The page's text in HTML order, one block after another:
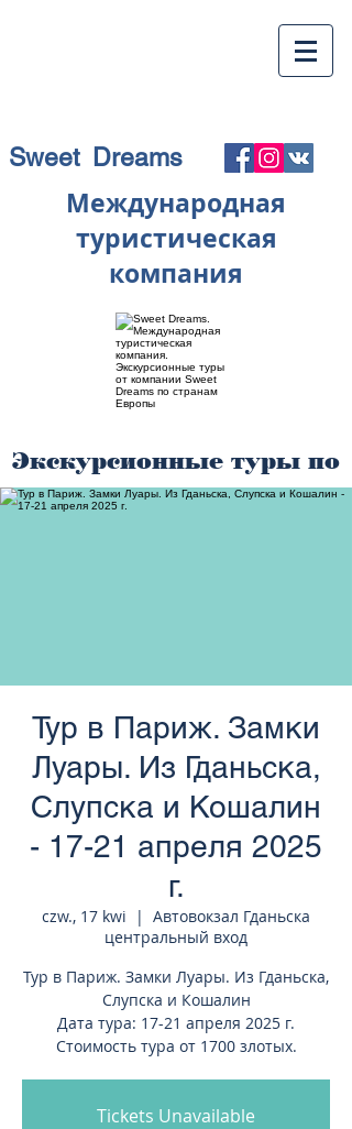
Sweet Dreams
Международная
туристическая
компания
Экскурсионные туры по
странам Европы
Тур в Париж. Замки
Луары. Из Гданьска,
Слупска и Кошалин
- 17-21 апреля 2025
г.
czw., 17 kwi
  |
Автовокзал Гданьска
центральный вход
Тур в Париж. Замки Луары. Из Гданьска,
Слупска и Кошалин
Дата тура: 17-21 апреля 2025 г.
Стоимость тура от 1700 злотых.
Tickets Unavailable